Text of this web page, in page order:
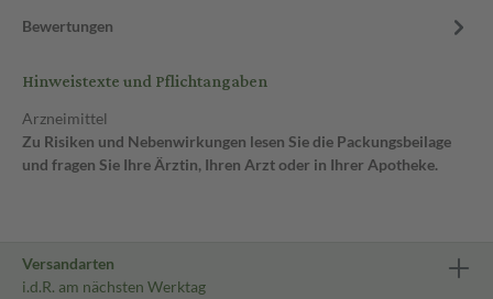
Bewertungen
Hinweistexte und Pflichtangaben
Arzneimittel
Zu Risiken und Nebenwirkungen lesen Sie die Packungsbeilage
und fragen Sie Ihre Ärztin, Ihren Arzt oder in Ihrer Apotheke.
Versandarten
i.d.R. am nächsten Werktag